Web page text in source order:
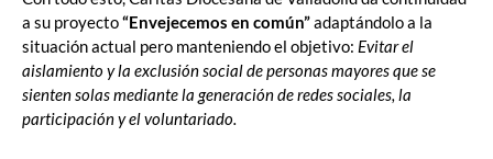
a su proyecto“Envejecemos en común”adaptándolo a la
situación actual pero manteniendo el objetivo: Evitar el
aislamiento y la exclusión social de personas mayores que se
sienten solas mediante la generación de redes sociales, la
participación y el voluntariado.